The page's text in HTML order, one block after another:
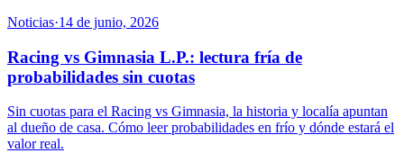
Noticias·14 de junio, 2026
Racing vs Gimnasia L.P.: lectura fría de
probabilidades sin cuotas
Sin cuotas para el Racing vs Gimnasia, la historia y localía apuntan
al dueño de casa. Cómo leer probabilidades en frío y dónde estará el
valor real.